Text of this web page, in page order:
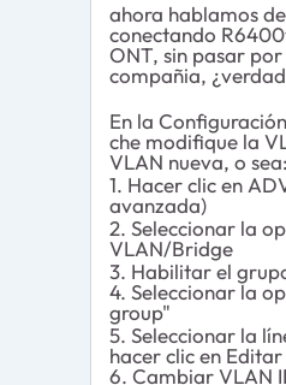
ahora hablamos
conectando
ONT, sin pasar
compañia,
En la
che modifique la
VLAN nueva, o sea:
1. Hacer clic en
avanzada)
2. Seleccionar la
VLAN/Bridge
3. Habilitar el
4. Seleccionar la
group"
5. Seleccionar la
hacer clic en Editar
6. Cambiar VLAN